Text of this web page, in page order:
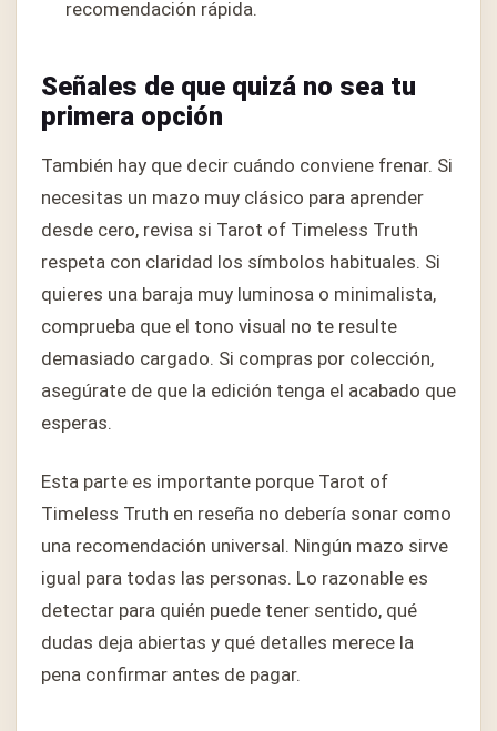
recomendación rápida.
Señales de que quizá no sea tu
primera opción
También hay que decir cuándo conviene frenar. Si
necesitas un mazo muy clásico para aprender
desde cero, revisa si Tarot of Timeless Truth
respeta con claridad los símbolos habituales. Si
quieres una baraja muy luminosa o minimalista,
comprueba que el tono visual no te resulte
demasiado cargado. Si compras por colección,
asegúrate de que la edición tenga el acabado que
esperas.
Esta parte es importante porque Tarot of
Timeless Truth en reseña no debería sonar como
una recomendación universal. Ningún mazo sirve
igual para todas las personas. Lo razonable es
detectar para quién puede tener sentido, qué
dudas deja abiertas y qué detalles merece la
pena confirmar antes de pagar.